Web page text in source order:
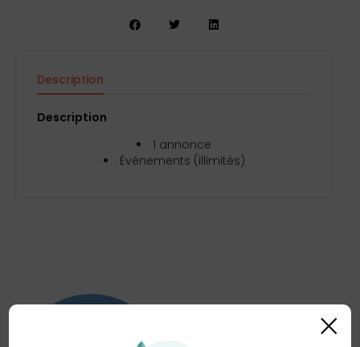
Description
Description
1 annonce
Événements (illimités)
×